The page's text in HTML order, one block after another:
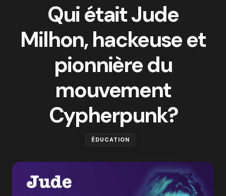
Qui était Jude
Milhon, hackeuse et
pionnière du
mouvement
Cypherpunk?
ÉDUCATION